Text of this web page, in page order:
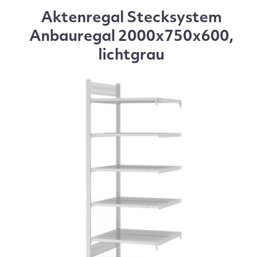
Aktenregal Stecksystem
Anbauregal 2000x750x600,
lichtgrau